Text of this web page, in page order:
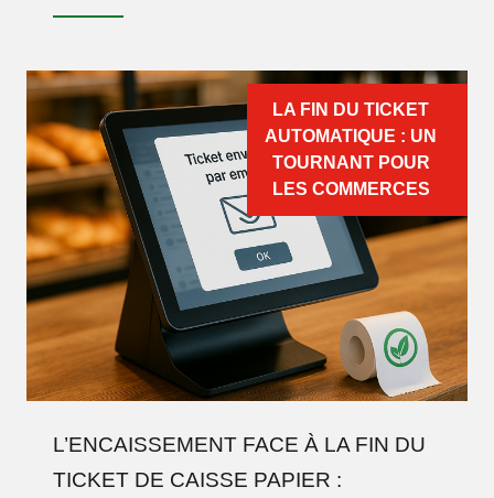
L’ENCAISSEMENT FACE À LA FIN DU
TICKET DE CAISSE PAPIER :
LA FIN DU TICKET
AUTOMATIQUE : UN
TOURNANT POUR
LES COMMERCES